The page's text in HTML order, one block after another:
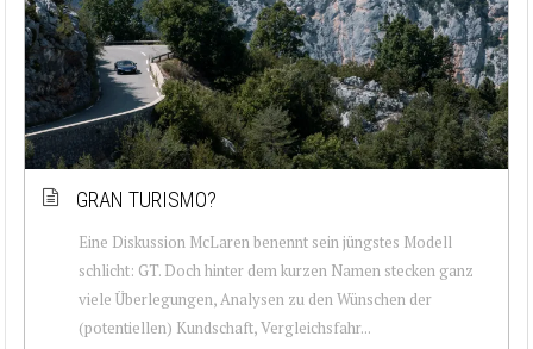
GRAN TURISMO?
Eine Diskussion McLaren benennt sein jüngstes Modell
schlicht: GT. Doch hinter dem kurzen Namen stecken ganz
viele Überlegungen, Analysen zu den Wünschen der
(potentiellen) Kundschaft, Vergleichsfahr...